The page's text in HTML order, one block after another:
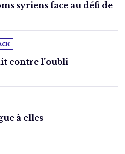
syriens face au défi de
contre l’oubli
à elles